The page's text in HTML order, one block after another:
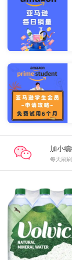
加小编
每天刷